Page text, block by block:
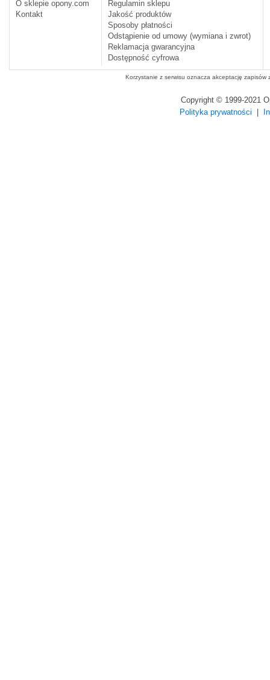
O sklepie opony.com
Kontakt
Regulamin sklepu
Jakość produktów
Sposoby płatności
Odstąpienie od umowy (wymiana i zwrot)
Reklamacja gwarancyjna
Dostępność cyfrowa
Korzystanie z serwisu oznacza akceptację zapisów
Copyright © 1999-2021
Polityka prywatności